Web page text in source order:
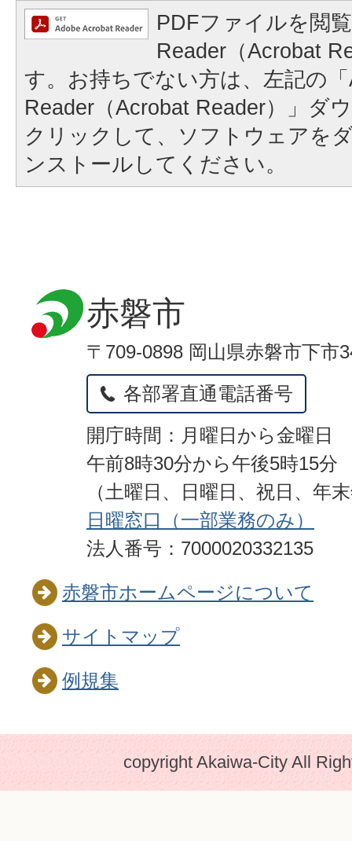
PDFファイルを閲
Reader（Acrobat
す。お持ちでない方は、左記の
Reader（Acrobat Reader）」ダ
クリックして、ソフトウェアを
ンストールしてください。
赤磐市
〒709-0898 岡山県赤磐市下市
各部署直通電話番号
開庁時間：月曜日から金曜日
午前8時30分から午後5時15分
（土曜日、日曜日、祝日、年
日曜窓口（一部業務のみ）
法人番号：7000020332135
赤磐市ホームページについて
サイトマップ
例規集
copyright Akaiwa-City All